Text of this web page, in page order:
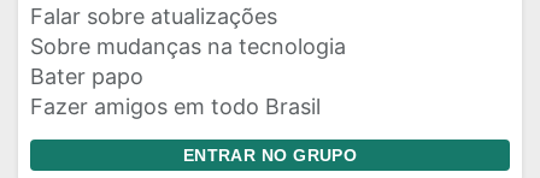
Falar sobre atualizações
Sobre mudanças na tecnologia
Bater papo
Fazer amigos em todo Brasil
ENTRAR NO GRUPO